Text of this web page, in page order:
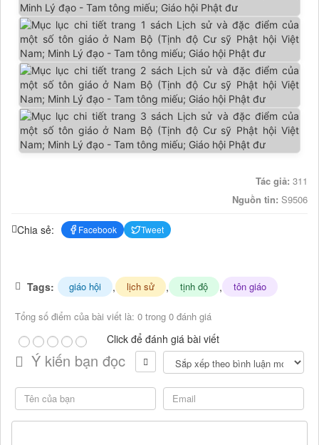
Tác giả: 311
Nguồn tin: S9506
Chia sẻ: Facebook Tweet
Tags: giáo hội , lịch sử , tịnh độ , tôn giáo
Tổng số điểm của bài viết là: 0 trong 0 đánh giá
Click để đánh giá bài viết
Ý kiến bạn đọc